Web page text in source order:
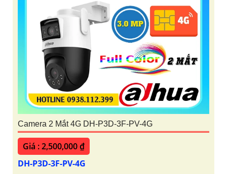
Camera 2 Mắt 4G DH-P3D-3F-PV-4G
Giá : 2,500,000 ₫
DH-P3D-3F-PV-4G